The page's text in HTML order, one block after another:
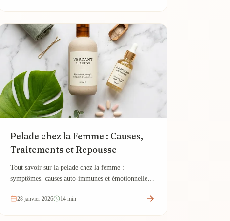
Pelade chez la Femme : Causes,
Traitements et Repousse
Tout savoir sur la pelade chez la femme :
symptômes, causes auto-immunes et émotionnelles,
cheveux.
28 janvier 2026 14 min